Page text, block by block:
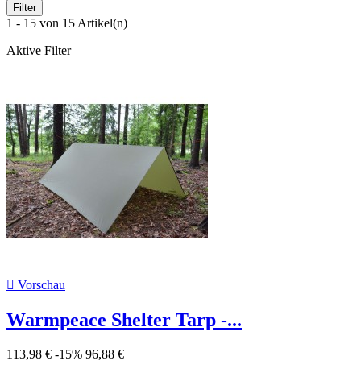
Filter
1 - 15 von 15 Artikel(n)
Aktive Filter
 Vorschau
Warmpeace Shelter Tarp -...
113,98 € -15% 96,88 €